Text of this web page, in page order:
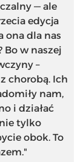
— ale
edycja
ona dla nas
Bo w naszej
–
chorobą. Ich
nam,
i działać
tylko
obok. To